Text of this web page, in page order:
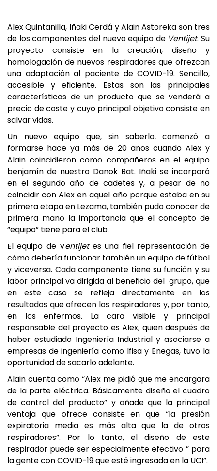
Alex Quintanilla, Iñaki Cerdá y Alain Astoreka son tres
de los componentes del nuevo equipo de Ventijet. Su
proyecto consiste en la creación, diseño y
homologación de nuevos respiradores que ofrezcan
una adaptación al paciente de COVID-19. Sencillo,
accesible y eficiente. Estas son las principales
características de un producto que se venderá a
precio de coste y cuyo principal objetivo consiste en
salvar vidas.
Un nuevo equipo que, sin saberlo, comenzó a
formarse hace ya más de 20 años cuando Alex y
Alain coincidieron como compañeros en el equipo
benjamín de nuestro Danok Bat. Iñaki se incorporó
en el segundo año de cadetes y, a pesar de no
coincidir con Alex en aquel año porque estaba en su
primera etapa en Lezama, también pudo conocer de
primera mano la importancia que el concepto de
“equipo” tiene para el club.
El equipo de Ventijetes una fiel representación de
cómo debería funcionar también un equipo de fútbol
y viceversa. Cada componente tiene su función y su
labor principal va dirigida al beneficio del grupo, que
en este caso se refleja directamente en los
resultados que ofrecen los respiradores y, por tanto,
en los enfermos. La cara visible y principal
responsable del proyecto es Alex, quien después de
haber estudiado Ingeniería Industrial y asociarse a
empresas de ingeniería como Ifisa y Enegas, tuvo la
oportunidad de sacarlo adelante.
Alain cuenta como “Alex me pidió que me encargara
de la parte eléctrica. Básicamente diseño el cuadro
de control del producto” y añade que la principal
ventaja que ofrece consiste en que “la presión
expiratoria media es más alta que la de otros
respiradores”. Por lo tanto, el diseño de este
respirador puede ser especialmente efectivo ” para
la gente con COVID-19 que esté ingresada en la UCI”.